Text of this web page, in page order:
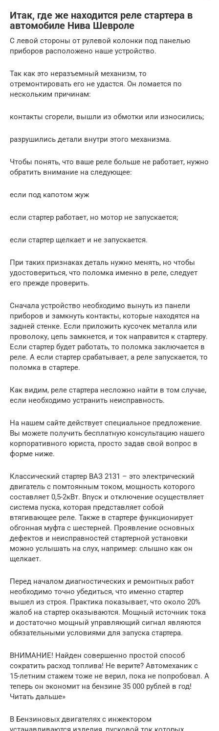
Итак, где же находится реле стартера в
автомобиле Нива Шевроле
С левой стороны от рулевой колонки под панелью
приборов расположено наше устройство.
Так как это неразъемный механизм, то
отремонтировать его не удастся. Он ломается по
нескольким причинам:
контакты сгорели, вышли из обмотки или износились;
разрушились детали внутри этого механизма.
Чтобы понять, что ваше реле больше не работает, нужно
обратить внимание на следующее:
если под капотом жуж
если стартер работает, но мотор не запускается;
если стартер щелкает и не запускается.
При таких признаках деталь нужно менять, но чтобы
удостовериться, что поломка именно в реле, следует
его прежде проверить.
Сначала устройство необходимо вынуть из панели
приборов и замкнуть контакты, которые находятся на
задней стенке. Если приложить кусочек металла или
проволоку, цепь замкнется, и ток направится к стартеру.
Если стартер будет работать, то поломка заключается в
реле. А если стартер срабатывает, а реле запускается, то
поломка в стартере.
Как видим, реле стартера несложно найти в том случае,
если необходимо устранить неисправность.
На нашем сайте действует специальное предложение.
Вы можете получить бесплатную консультацию нашего
корпоративного юриста, просто задав свой вопрос в
форме ниже.
Классический стартер ВАЗ 2131 – это электрический
двигатель с помтоянным током, мощность которого
составляет 0,5-2кВт. Впуск и отключение осуществляет
система пуска, которая представляет собой
втягивающее реле. Также в стартере функционирует
обгонная муфта с шестерней. Проявление основных
дефектов и неисправностей стартерной установки
можно услышать на слух, например: слышно как он
щелкает.
Перед началом диагностических и ремонтных работ
необходимо точно убедиться, что именно стартер
вышел из строя. Практика показывает, что около 20%
жалоб на стартер оказываются. Мощный источник тока
и достаточно мощный управляющий сигнал являются
обязательными условиями для запуска стартера.
ВНИМАНИЕ! Найден совершенно простой способ
сократить расход топлива! Не верите? Автомеханик с
15-летним стажем тоже не верил, пока не попробовал. А
теперь он экономит на бензине 35 000 рублей в год!
Читать дальше»
В Бензиновых двигателях с инжектором